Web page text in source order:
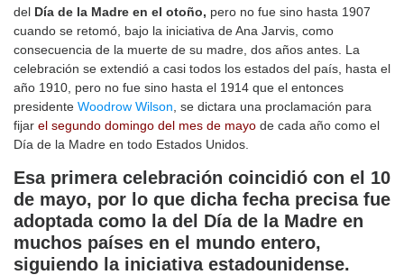
del Día de la Madre en el otoño, pero no fue sino hasta 1907
cuando se retomó, bajo la iniciativa de Ana Jarvis, como
consecuencia de la muerte de su madre, dos años antes. La
celebración se extendió a casi todos los estados del país, hasta el
año 1910, pero no fue sino hasta el 1914 que el entonces
presidente Woodrow Wilson , se dictara una proclamación para
fijar el segundo domingo del mes de mayo de cada año como el
Día de la Madre en todo Estados Unidos.
Esa primera celebración coincidió con el 10
de mayo, por lo que dicha fecha precisa fue
adoptada como la del Día de la Madre en
muchos países en el mundo entero,
siguiendo la iniciativa estadounidense.